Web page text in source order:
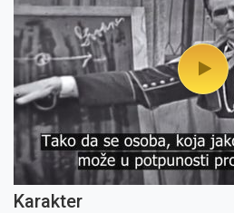
Karakter